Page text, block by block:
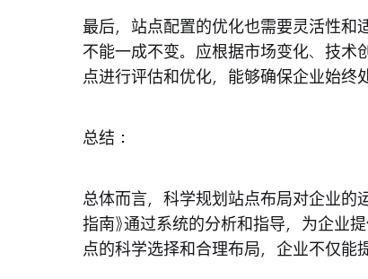
最后，站点配置的优化也需要灵活性和
不能一成不变。应根据市场变化、技术
点进行评估和优化，能够确保企业始终
总结：
总体而言，科学规划站点布局对企业的
指南》通过系统的分析和指导，为企业
点的科学选择和合理布局，企业不仅能